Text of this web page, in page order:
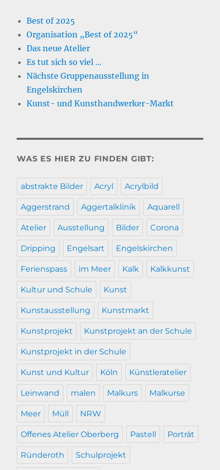
Best of 2025
Organisation „Best of 2025“
Das neue Atelier
Es tut sich so viel …
Nächste Gruppenausstellung in
Engelskirchen
Kunst- und Kunsthandwerker-Markt
WAS ES HIER ZU FINDEN GIBT:
abstrakte Bilder Acryl Acrylbild
Aggerstrand Aggertalklinik Aquarell
Atelier Ausstellung Bilder Corona
Dripping Engelsart Engelskirchen
Ferienspass im Meer Kalk Kalkkunst
Kultur und Schule Kunst
Kunstausstellung Kunstmarkt
Kunstprojekt Kunstprojekt an der Schule
Kunstprojekt in der Schule
Kunst und Kultur Köln Künstleratelier
Leinwand malen Malkurs Malkurse
Meer Müll NRW
Offenes Atelier Oberberg Pastell Porträt
Ründeroth Schulprojekt